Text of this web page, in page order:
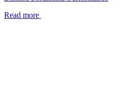
Read more